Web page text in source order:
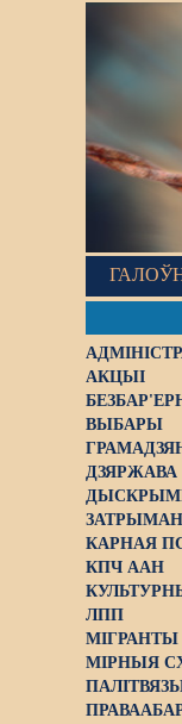
АКЦЫІ
ВЫБАРЫ
ДЗЯРЖАВА
КАРНАЯ
КПЧ ААН
ЛПП
МІГРАНТЫ
МІРНЫЯ